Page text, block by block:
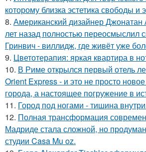
которому близка эстетика свободы и
8. Американский дизайнер Джонатан
лет назад полностью переосмыслил
Гринвич - виллидж, где живёт уже
9. Цветотерапия: яркая квартира в
10. В Риме открылся первый отель
Orient Express - и это не просто
города, а настоящее погружение в
11. Город под ногами - тишина
12. Полная трансформация
Мадриде стала сложной, но
студии Casa Mu oz.